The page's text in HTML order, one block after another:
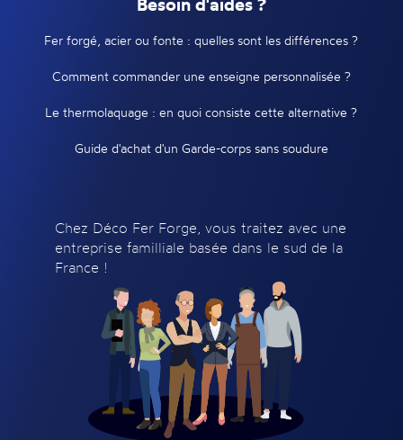
Fer forgé, acier ou fonte : quelles sont les différences ?
Comment commander une enseigne personnalisée ?
Le thermolaquage : en quoi consiste cette alternative ?
Guide d'achat d'un Garde-corps sans soudure
Chez Déco Fer Forge, vous traitez avec une
entreprise familliale basée dans le sud de la
France !